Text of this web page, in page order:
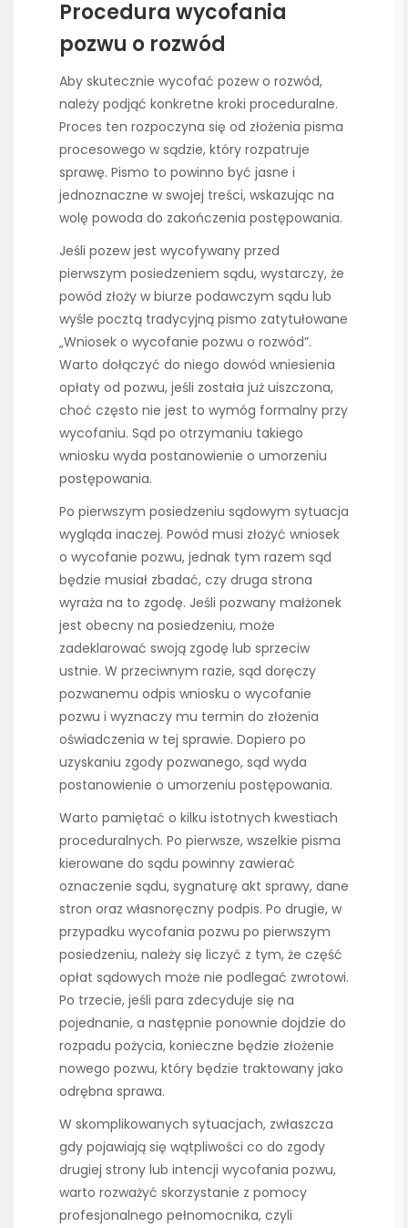
Procedura wycofania
pozwu o rozwód
Aby skutecznie wycofać pozew o rozwód,
należy podjąć konkretne kroki proceduralne.
Proces ten rozpoczyna się od złożenia pisma
procesowego w sądzie, który rozpatruje
sprawę. Pismo to powinno być jasne i
jednoznaczne w swojej treści, wskazując na
wolę powoda do zakończenia postępowania.
Jeśli pozew jest wycofywany przed
pierwszym posiedzeniem sądu, wystarczy, że
powód złoży w biurze podawczym sądu lub
wyśle pocztą tradycyjną pismo zatytułowane
„Wniosek o wycofanie pozwu o rozwód”.
Warto dołączyć do niego dowód wniesienia
opłaty od pozwu, jeśli została już uiszczona,
choć często nie jest to wymóg formalny przy
wycofaniu. Sąd po otrzymaniu takiego
wniosku wyda postanowienie o umorzeniu
postępowania.
Po pierwszym posiedzeniu sądowym sytuacja
wygląda inaczej. Powód musi złożyć wniosek
o wycofanie pozwu, jednak tym razem sąd
będzie musiał zbadać, czy druga strona
wyraża na to zgodę. Jeśli pozwany małżonek
jest obecny na posiedzeniu, może
zadeklarować swoją zgodę lub sprzeciw
ustnie. W przeciwnym razie, sąd doręczy
pozwanemu odpis wniosku o wycofanie
pozwu i wyznaczy mu termin do złożenia
oświadczenia w tej sprawie. Dopiero po
uzyskaniu zgody pozwanego, sąd wyda
postanowienie o umorzeniu postępowania.
Warto pamiętać o kilku istotnych kwestiach
proceduralnych. Po pierwsze, wszelkie pisma
kierowane do sądu powinny zawierać
oznaczenie sądu, sygnaturę akt sprawy, dane
stron oraz własnoręczny podpis. Po drugie, w
przypadku wycofania pozwu po pierwszym
posiedzeniu, należy się liczyć z tym, że część
opłat sądowych może nie podlegać zwrotowi.
Po trzecie, jeśli para zdecyduje się na
pojednanie, a następnie ponownie dojdzie do
rozpadu pożycia, konieczne będzie złożenie
nowego pozwu, który będzie traktowany jako
odrębna sprawa.
W skomplikowanych sytuacjach, zwłaszcza
gdy pojawiają się wątpliwości co do zgody
drugiej strony lub intencji wycofania pozwu,
warto rozważyć skorzystanie z pomocy
profesjonalnego pełnomocnika, czyli